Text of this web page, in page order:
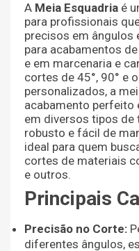
A Meia Esquadria é
para profissionais
precisos em ângulos
para acabamentos
e em marcenaria e
cortes de 45°, 90° e
personalizados, a
acabamento perfeito
em diversos tipos de
robusto e fácil de
ideal para quem
cortes de materiais
e outros.
Principais
Precisão no Corte:
diferentes ângulos,